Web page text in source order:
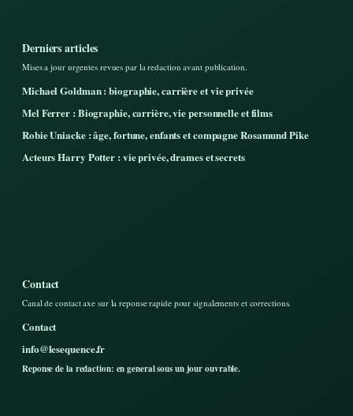
Derniers articles
Mises a jour urgentes revues par la redaction avant publication.
Michael Goldman : biographie, carrière et vie privée
Mel Ferrer : Biographie, carrière, vie personnelle et films
Robie Uniacke : âge, fortune, enfants et compagne Rosamund Pike
Acteurs Harry Potter : vie privée, drames et secrets
Contact
Canal de contact axe sur la reponse rapide pour signalements et corrections.
Contact
info@lesequence.fr
Reponse de la redaction: en general sous un jour ouvrable.